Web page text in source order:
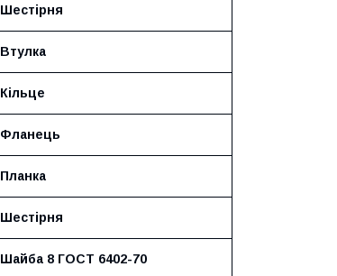
Шестірня
Втулка
Кільце
Фланець
Планка
Шестірня
Шайба 8 ГОСТ 6402-70